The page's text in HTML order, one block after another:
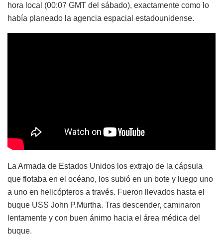
hora local (00:07 GMT del sábado), exactamente como lo
había planeado la agencia espacial estadounidense.
La Armada de Estados Unidos los extrajo de la cápsula
que flotaba en el océano, los subió en un bote y luego uno
a uno en helicópteros a través. Fueron llevados hasta el
buque USS John P.Murtha. Tras descender, caminaron
lentamente y con buen ánimo hacia el área médica del
buque.